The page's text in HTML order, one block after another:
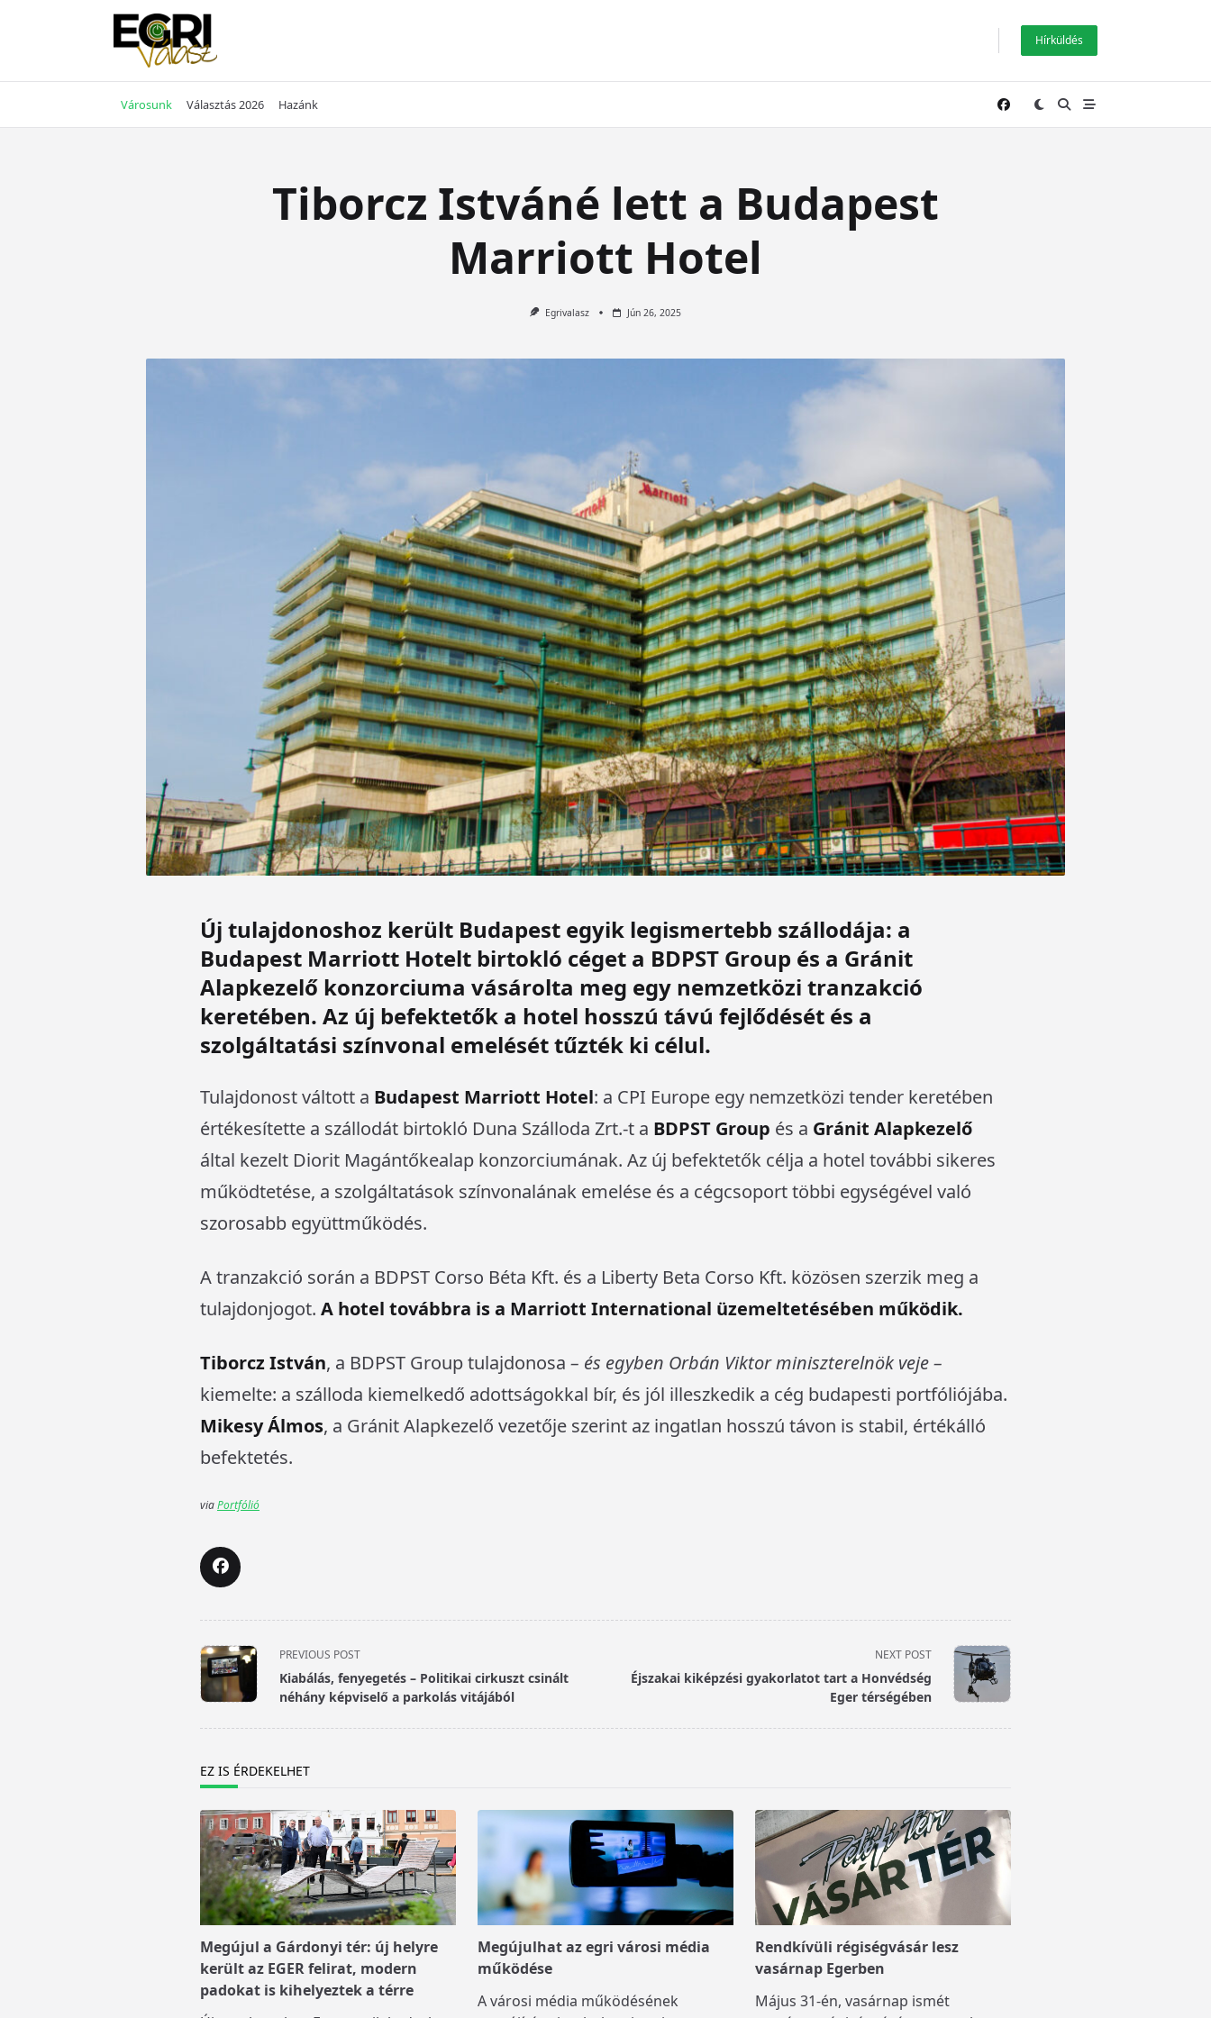
Hírküldés
Városunk Választás 2026 Hazánk
Tiborcz Istváné lett a Budapest
Marriott Hotel
Egrivalasz Jún 26, 2025
Új tulajdonoshoz került Budapest egyik legismertebb szállodája: a
Budapest Marriott Hotelt birtokló céget a BDPST Group és a Gránit
Alapkezelő konzorciuma vásárolta meg egy nemzetközi tranzakció
keretében. Az új befektetők a hotel hosszú távú fejlődését és a
szolgáltatási színvonal emelését tűzték ki célul.
Tulajdonost váltott a Budapest Marriott Hotel: a CPI Europe egy nemzetközi tender keretében
értékesítette a szállodát birtokló Duna Szálloda Zrt.-t a BDPST Group és a Gránit Alapkezelő
által kezelt Diorit Magántőkealap konzorciumának. Az új befektetők célja a hotel további sikeres
működtetése, a szolgáltatások színvonalának emelése és a cégcsoport többi egységével való
szorosabb együttműködés.
A tranzakció során a BDPST Corso Béta Kft. és a Liberty Beta Corso Kft. közösen szerzik meg a
tulajdonjogot. A hotel továbbra is a Marriott International üzemeltetésében működik.
Tiborcz István, a BDPST Group tulajdonosa – és egyben Orbán Viktor miniszterelnök veje –
kiemelte: a szálloda kiemelkedő adottságokkal bír, és jól illeszkedik a cég budapesti portfóliójába.
Mikesy Álmos, a Gránit Alapkezelő vezetője szerint az ingatlan hosszú távon is stabil, értékálló
befektetés.
viaPortfólió
<span
class="nav-
subtitle
text">Page</span>
PREVIOUS POST
Kiabálás, fenyegetés – Politikai cirkuszt csinált
néhány képviselő a parkolás vitájából
NEXT POST
Éjszakai kiképzési gyakorlatot tart a Honvédség
Eger térségében
EZ IS ÉRDEKELHET
Megújul a Gárdonyi tér: új helyre
került az EGER felirat, modern
padokat is kihelyeztek a térre
Megújulhat az egri városi média
működése
A városi média működésének
Rendkívüli régiségvásár lesz
vasárnap Egerben
Május 31-én, vasárnap ismét